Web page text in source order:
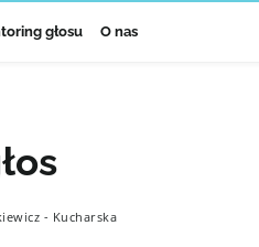
głosu O nas
- Kucharska